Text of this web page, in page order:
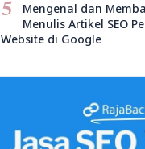
5
Mengenal dan
Menulis Artikel SEO
Website di Google